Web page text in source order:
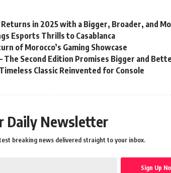
in 2025 with a Bigger, Broader, and
Esports Thrills to Casablanca
of Morocco’s Gaming Showcase
The Second Edition Promises Bigger and
Classic Reinvented for Console
Daily Newsletter
breaking news delivered straight to your inbox.